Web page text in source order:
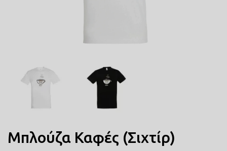
COMICS
ΤΕΤΡΑΔΙΑ
Μπλούζα Καφές (Σιχτίρ)